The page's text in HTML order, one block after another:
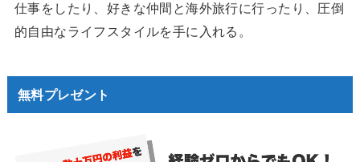
仕事をしたり、好きな仲間と海外旅行に行ったり、圧倒
的自由なライフスタイルを手に入れる。
無料プレゼント